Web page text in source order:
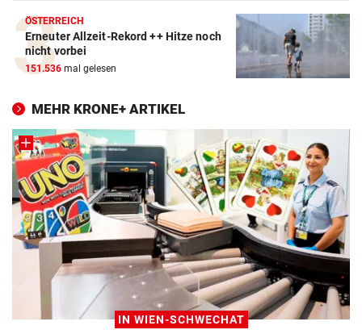
ÖSTERREICH
Erneuter Allzeit-Rekord ++ Hitze noch
nicht vorbei
151.536 mal gelesen
MEHR KRONE+ ARTIKEL
IN WIEN-SCHWECHAT